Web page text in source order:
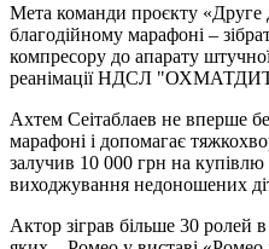
Мета команди проєкту «Друге
благодійному марафоні –
компресору до апарату
реанімації НДСЛ
Ахтем Сеітаблаев не вперше
марафоні і допомагає
залучив 10 000 грн на купівлю
виходжування недоношених
Актор зіграв більше 30 ролей в